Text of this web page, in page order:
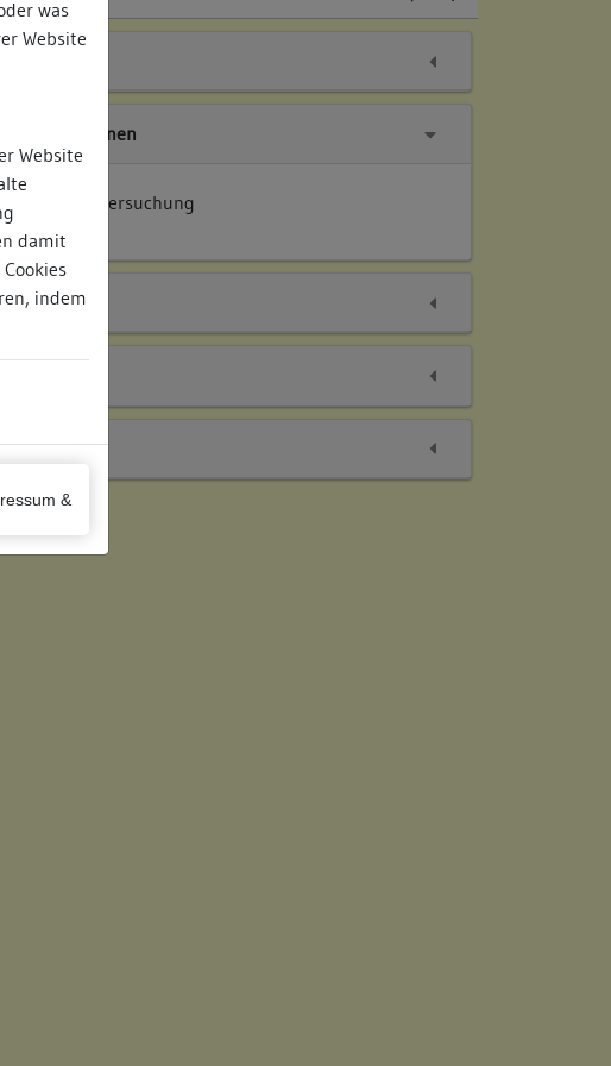
was
Website
Website
damit
indem
&
Untersuchung
Code